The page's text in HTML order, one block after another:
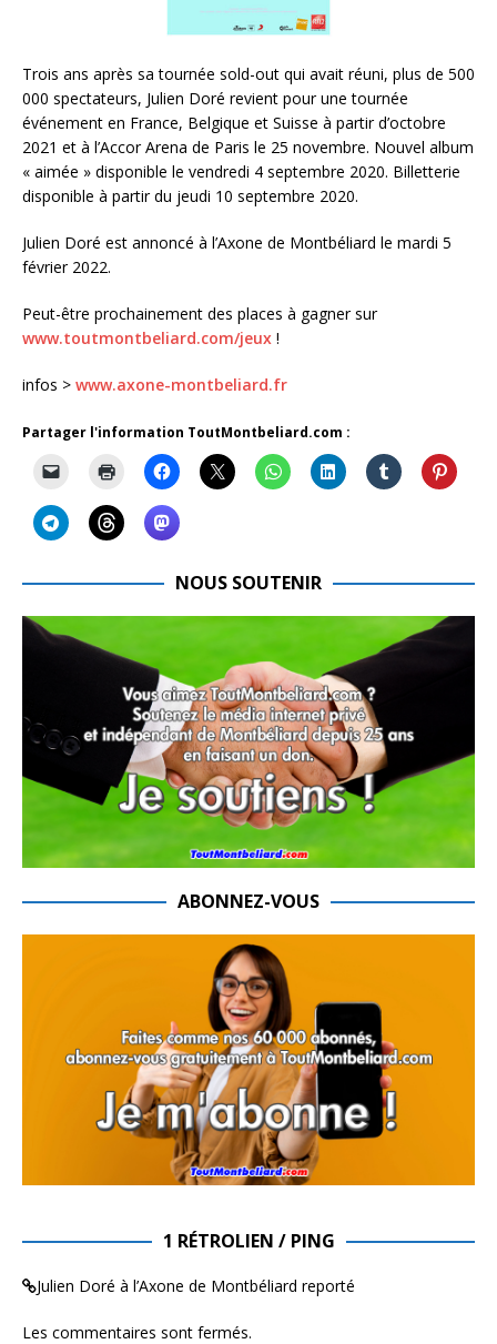
Trois ans après sa tournée sold-out qui avait réuni, plus de 500
000 spectateurs, Julien Doré revient pour une tournée
événement en France, Belgique et Suisse à partir d’octobre
2021 et à l’Accor Arena de Paris le 25 novembre. Nouvel album
« aimée » disponible le vendredi 4 septembre 2020. Billetterie
disponible à partir du jeudi 10 septembre 2020.
Julien Doré est annoncé à l’Axone de Montbéliard le mardi 5
février 2022.
Peut-être prochainement des places à gagner sur
www.toutmontbeliard.com/jeux !
infos > www.axone-montbeliard.fr
Partager l'information ToutMontbeliard.com :
NOUS SOUTENIR
ABONNEZ-VOUS
1 RÉTROLIEN / PING
Julien Doré à l’Axone de Montbéliard reporté
Les commentaires sont fermés.